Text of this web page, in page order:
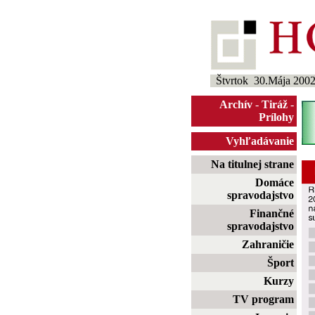
Štvrtok 30.Mája 2002
Archív - Tiráž -
Prílohy
Vyhľadávanie
Na titulnej strane
Domáce
spravodajstvo
Finančné
spravodajstvo
Zahraničie
Šport
Kurzy
TV program